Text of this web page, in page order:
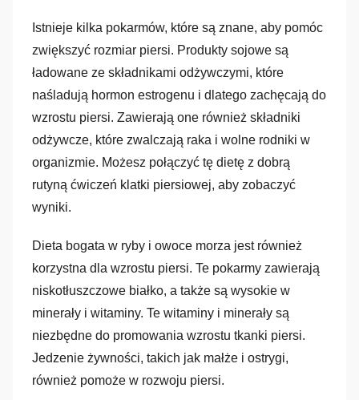
Istnieje kilka pokarmów, które są znane, aby pomóc
zwiększyć rozmiar piersi. Produkty sojowe są
ładowane ze składnikami odżywczymi, które
naśladują hormon estrogenu i dlatego zachęcają do
wzrostu piersi. Zawierają one również składniki
odżywcze, które zwalczają raka i wolne rodniki w
organizmie. Możesz połączyć tę dietę z dobrą
rutyną ćwiczeń klatki piersiowej, aby zobaczyć
wyniki.
Dieta bogata w ryby i owoce morza jest również
korzystna dla wzrostu piersi. Te pokarmy zawierają
niskotłuszczowe białko, a także są wysokie w
minerały i witaminy. Te witaminy i minerały są
niezbędne do promowania wzrostu tkanki piersi.
Jedzenie żywności, takich jak małże i ostrygi,
również pomoże w rozwoju piersi.